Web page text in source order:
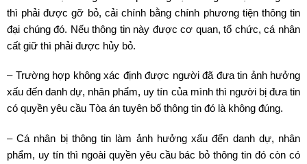
thì phải được gỡ bỏ, cải chính bằng chính phương tiện thông tin
đại chúng đó. Nếu thông tin này được cơ quan, tổ chức, cá nhân
cất giữ thì phải được hủy bỏ.
– Trường hợp không xác định được người đã đưa tin ảnh hưởng
xấu đến danh dự, nhân phẩm, uy tín của mình thì người bị đưa tin
có quyền yêu cầu Tòa án tuyên bố thông tin đó là không đúng.
– Cá nhân bị thông tin làm ảnh hưởng xấu đến danh dự, nhân
phẩm, uy tín thì ngoài quyền yêu cầu bác bỏ thông tin đó còn có